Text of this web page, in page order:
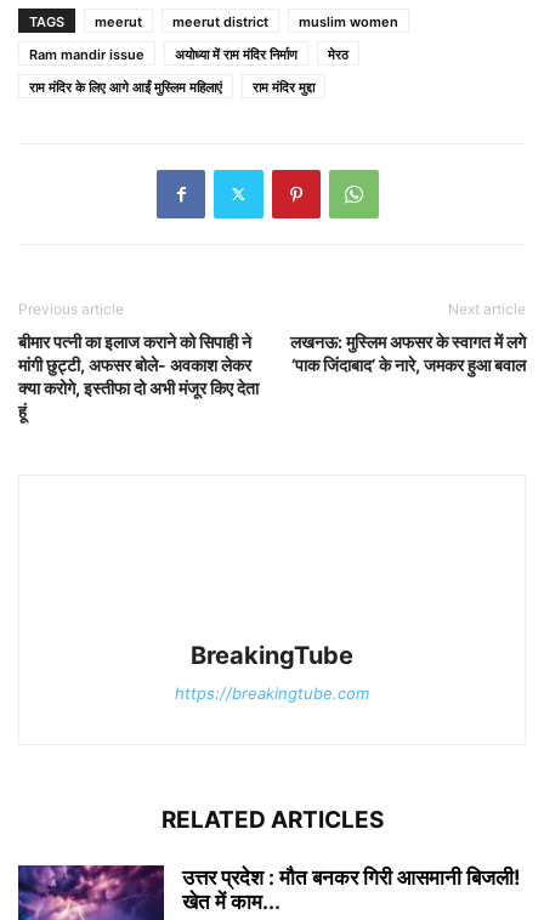
TAGS meerut meerut district
muslim women
Ram mandir issue
अयोध्या में राम मंदिर निर्माण
मेरठ
राम मंदिर के लिए आगे आईं मुस्लिम महिलाएं
राम मंदिर मुद्दा
Previous article
बीमार पत्नी का इलाज कराने को सिपाही ने
मांगी छुट्टी, अफसर बोले- अवकाश लेकर
क्या करोगे, इस्तीफा दो अभी मंजूर किए देता
हूं
Next article
लखनऊ: मुस्लिम अफसर के स्वागत में लगे
‘पाक जिंदाबाद’ के नारे, जमकर हुआ बवाल
BreakingTube
https://breakingtube.com
RELATED ARTICLES
उत्तर प्रदेश : मौत बनकर गिरी आसमानी बिजली!
खेत में काम...